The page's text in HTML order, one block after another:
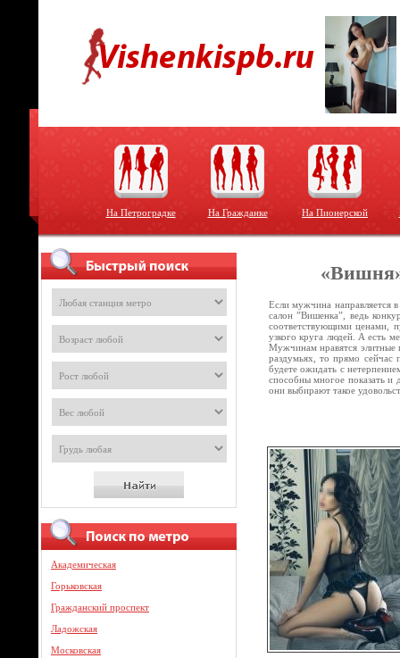
На Петроградке На Гражданке На Пионерской
Академическая
Горьковская
Гражданский проспект
Ладожская
Московская
Если мужчина направляется
салон ”Вишенка”, ведь
соответствующими ценами,
узкого круга людей. А есть
Мужчинам нравятся элитные
раздумьях, то прямо сейчас
будете ожидать с
способны многое показать и
они выбирают такое